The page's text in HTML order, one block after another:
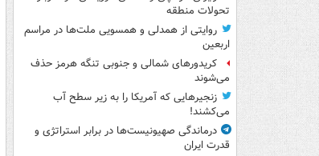
تحولات منطقه
روایتی از همدلی و همسویی ملت‌ها در مراسم
اربعین
کریدورهای شمالی و جنوبی تنگه هرمز حذف
می‌شوند
زنجیرهایی که آمریکا را به زیر سطح آب
می‌کشند!
درماندگی صهیونیست‌ها در برابر استراتژی و
قدرت ایران